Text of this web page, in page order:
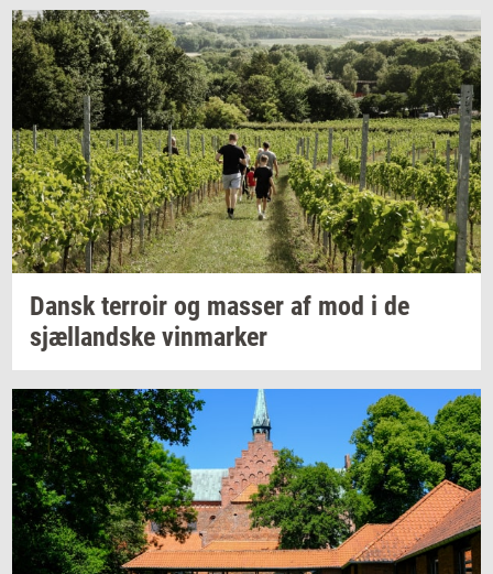
Danskter­roir og mas­ser af mod i de
sjæl­land­ske vin­mar­ker